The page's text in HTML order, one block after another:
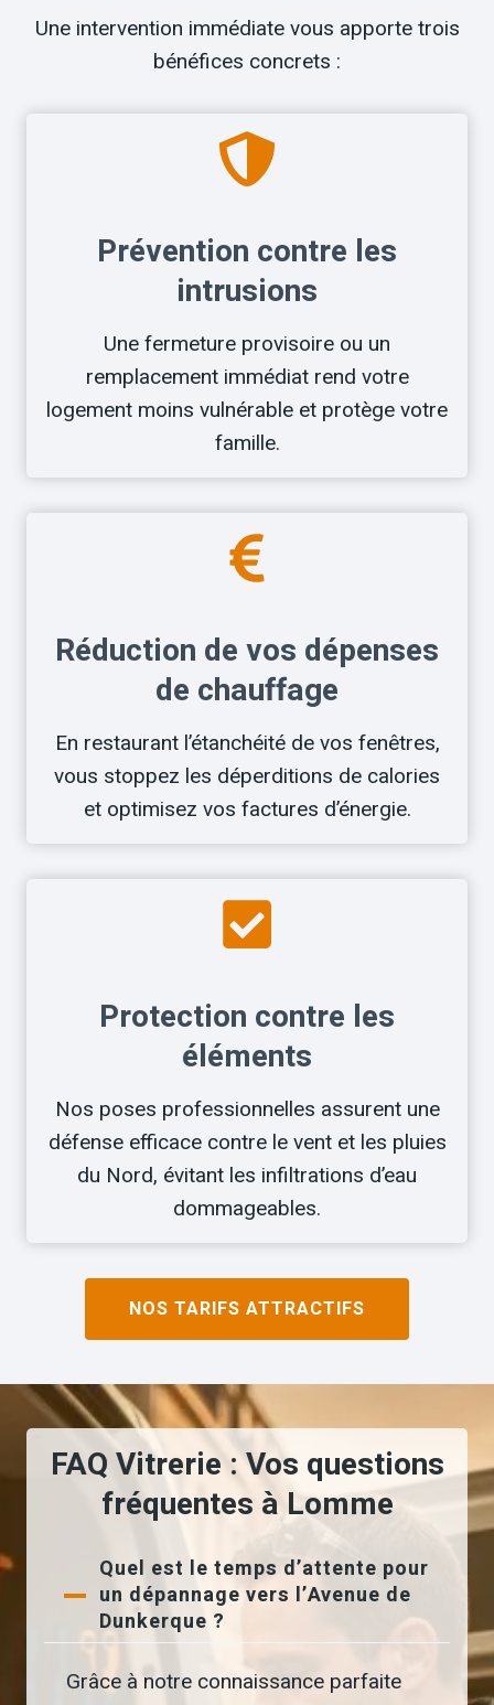
Une intervention immédiate vous apporte trois
bénéfices concrets :
Prévention contre les
intrusions
Une fermeture provisoire ou un
remplacement immédiat rend votre
logement moins vulnérable et protège votre
famille.
Réduction de vos dépenses
de chauffage
En restaurant l’étanchéité de vos fenêtres,
vous stoppez les déperditions de calories
et optimisez vos factures d’énergie.
Protection contre les
éléments
Nos poses professionnelles assurent une
défense efficace contre le vent et les pluies
du Nord, évitant les infiltrations d’eau
dommageables.
NOS TARIFS ATTRACTIFS
FAQ Vitrerie : Vos questions
fréquentes à Lomme
Quel est le temps d’attente pour
un dépannage vers l’Avenue de
Dunkerque ?
Grâce à notre connaissance parfaite